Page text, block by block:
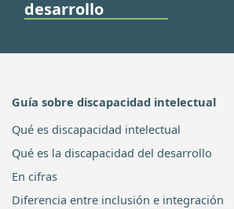
desarrollo
Guía sobre discapacidad intelectual
Qué es discapacidad intelectual
Qué es la discapacidad del desarrollo
En cifras
Diferencia entre inclusión e integración